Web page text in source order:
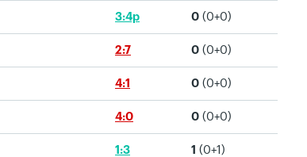
3:4p 0 (0+0)
2:7 0 (0+0)
4:1 0 (0+0)
4:0 0 (0+0)
1:3 1 (0+1)